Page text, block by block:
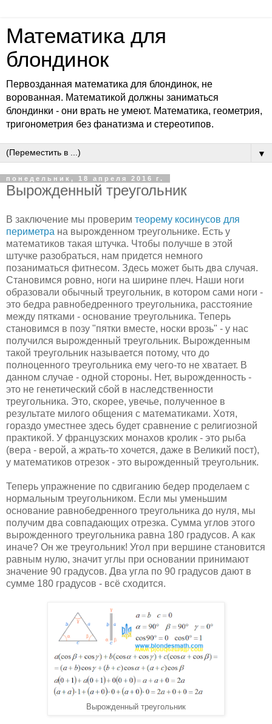
Математика для
блондинок
Первозданная математика для блондинок, не
ворованная. Математикой должны заниматься
блондинки - они врать не умеют. Математика, геометрия,
тригонометрия без фанатизма и стереотипов.
▼
понедельник, 18 апреля 2016 г.
Вырожденный треугольник
В заключение мы проверим теорему косинусов для
периметра на вырожденном треугольнике. Есть у
математиков такая штучка. Чтобы получше в этой
штучке разобраться, нам придется немного
позаниматься фитнесом. Здесь может быть два случая.
Становимся ровно, ноги на ширине плеч. Наши ноги
образовали обычный треугольник, в котором сами ноги -
это бедра равнобедренного треугольника, расстояние
между пятками - основание треугольника. Теперь
становимся в позу "пятки вместе, носки врозь" - у нас
получился вырожденный треугольник. Вырожденным
такой треугольник называется потому, что до
полноценного треугольника ему чего-то не хватает. В
данном случае - одной стороны. Нет, вырожденность -
это не генетический сбой в наследственности
треугольника. Это, скорее, увечье, полученное в
результате милого общения с математиками. Хотя,
гораздо уместнее здесь будет сравнение с религиозной
практикой. У французских монахов кролик - это рыба
(вера - верой, а жрать-то хочется, даже в Великий пост),
у математиков отрезок - это вырожденный треугольник.
Теперь упражнение по сдвиганию бедер проделаем с
нормальным треугольником. Если мы уменьшим
основание равнобедренного треугольника до нуля, мы
получим два совпадающих отрезка. Сумма углов этого
вырожденного треугольника равна 180 градусов. А как
иначе? Он же треугольник! Угол при вершине становится
равным нулю, значит углы при основании принимают
значение 90 градусов. Два угла по 90 градусов дают в
сумме 180 градусов - всё сходится.
Вырожденный треугольник